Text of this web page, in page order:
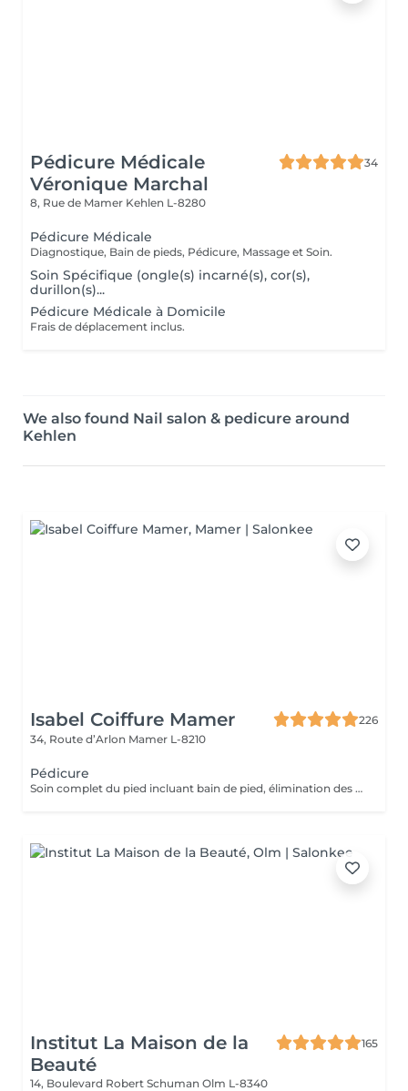
Pédicure Médicale
Véronique Marchal
34
8, Rue de Mamer Kehlen L-8280
Pédicure Médicale
Diagnostique, Bain de pieds, Pédicure, Massage et Soin.
Soin Spécifique (ongle(s) incarné(s), cor(s),
durillon(s)...
Pédicure Médicale à Domicile
Frais de déplacement inclus.
We also found Nail salon & pedicure around
Kehlen
Isabel Coiffure Mamer
226
34, Route d’Arlon Mamer L-8210
Pédicure
Soin complet du pied incluant bain de pied, élimination des callosité (problème divers, tel que les cors etc) travail complet de l'ongle et des cuticules, gommage et crème hydratante de fin de soin (5 pour pose vernis).
Institut La Maison de la
Beauté
165
14, Boulevard Robert Schuman Olm L-8340